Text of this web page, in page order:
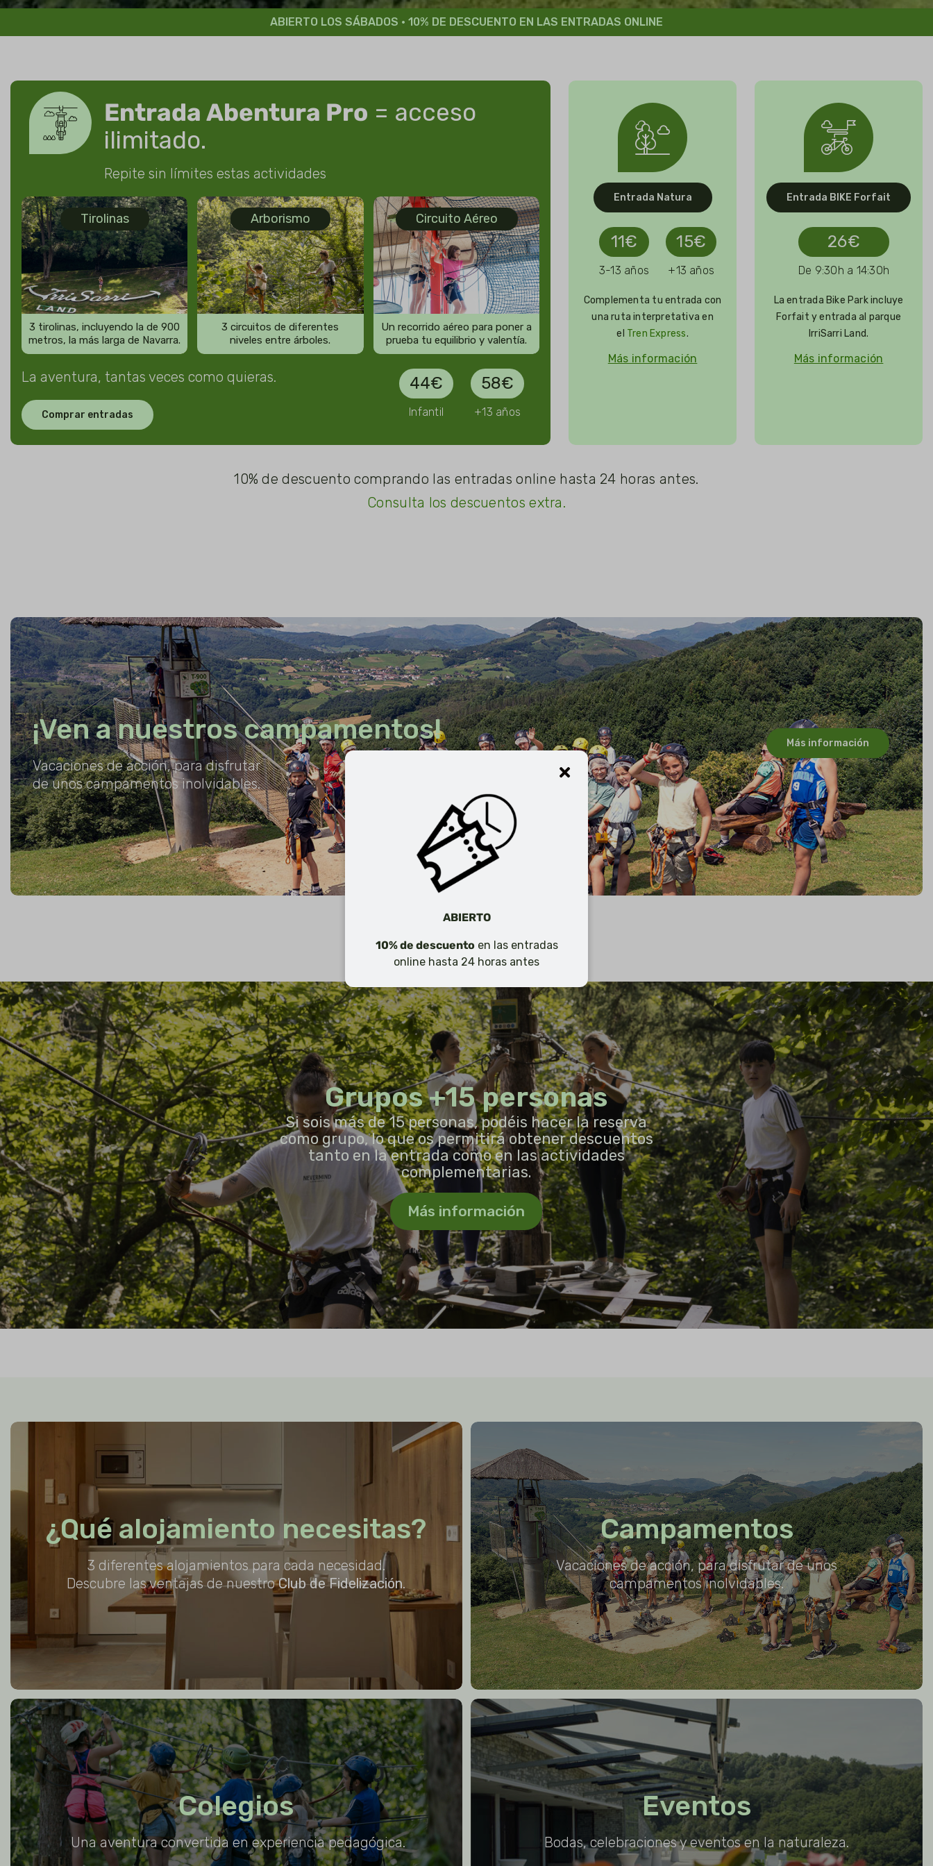
ABIERTO LOS SÁBADOS · 10% DE DESCUENTO EN LAS ENTRADAS ONLINE
EntradaAbentura Pro = acceso
ilimitado.
Repite sin límites estas actividades
Tirolinas
3 tirolinas, incluyendo la de 900
metros, la más larga de Navarra.
Arborismo
3 circuitos de diferentes
niveles entre árboles.
Circuito Aéreo
Un recorrido aéreo para poner a
prueba tu equilibrio y valentía.
La aventura, tantas veces como quieras.
Comprar entradas
44€
Infantil
58€
+13 años
Entrada Natura
11€
3-13 años
15€
+13 años
Complementa tu entrada con
una ruta interpretativa en
el Tren Express.
Más información
Entrada BIKE Forfait
26€
De 9:30h a 14:30h
La entrada Bike Park incluye
Forfait y entrada al parque
IrriSarri Land.
Más información
10% de descuento comprando las entradas online hasta 24 horas antes.
Consulta los descuentos extra.
¡Ven a nuestros campamentos!
Vacaciones de acción, para disfrutar
de unos campamentos inolvidables.
Más información
Grupos +15 personas
Si sois más de 15 personas, podéis hacer la reserva
como grupo, lo que os permitirá obtener descuentos
tanto en la entrada como en las actividades
complementarias.
Más información
¿Qué alojamiento necesitas?
3 diferentes alojamientos para cada necesidad.
Descubre las ventajas de nuestroClub de Fidelización.
Campamentos
Vacaciones de acción, para disfrutar de unos
campamentos inolvidables.
Colegios
Una aventura convertida en experiencia pedagógica.
Eventos
Bodas, celebraciones y eventos en la naturaleza.
ABIERTO
10% de descuentoen las entradas
online hasta 24 horas antes